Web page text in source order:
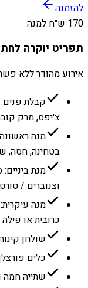
להזמנה
170 ש״ח למנה
תפריט יוקרה
אירוע מהודר ללא פשרות ·
קבלת
צ׳יפס, מרק
בטחינה, חסה,
מנת
וצנוברים /
מנה
כרובית או
שולחן
כלים
שתייה חמה